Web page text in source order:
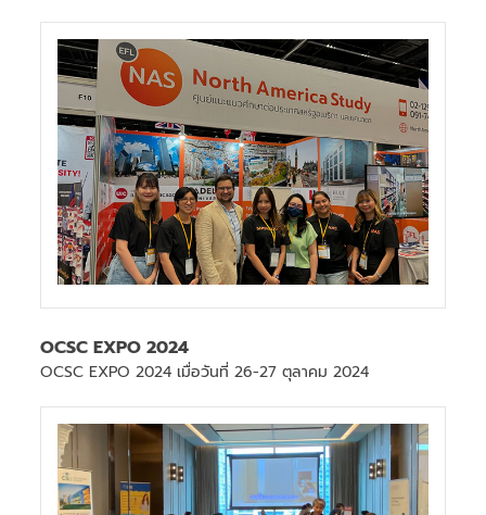
OCSC EXPO 2024
OCSC EXPO 2024 เมื่อวันที่ 26-27 ตุลาคม 2024